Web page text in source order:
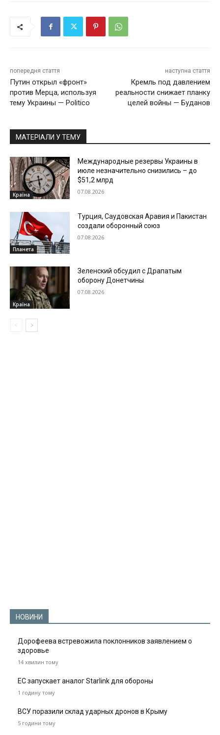
попередня стаття
Путин открыл «фронт»
против Мерца, используя
тему Украины — Politico
наступна стаття
Кремль под давлением
реальности снижает планку
целей войны — Буданов
МАТЕРІАЛИ У ТЕМУ
Країна
Международные резервы Украины в
июле незначительно снизились – до
$51,2 млрд
07.08.2026
Планета
Турция, Саудовская Аравия и Пакистан
создали оборонный союз
07.08.2026
Країна
Зеленский обсудил с Драпатым
оборону Донетчины
07.08.2026
НОВИНИ
Дорофеева встревожила поклонников заявлением о
здоровье
14 хвилин тому
ЕС запускает аналог Starlink для обороны
1 годину тому
ВСУ поразили склад ударных дронов в Крыму
5 години тому